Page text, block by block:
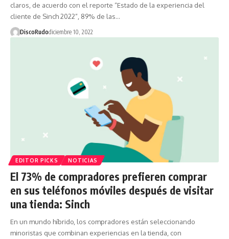
claros, de acuerdo con el reporte “Estado de la experiencia del
cliente de Sinch 2022”, 89% de las…
DiscoRudodiciembre 10, 2022
EDITOR PICKS NOTICIAS
El 73% de compradores prefieren comprar
en sus teléfonos móviles después de visitar
una tienda: Sinch
En un mundo híbrido, los compradores están seleccionando
minoristas que combinan experiencias en la tienda, con